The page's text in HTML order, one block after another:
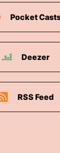
Pocket
Deezer
RSS Feed